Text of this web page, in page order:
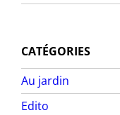
CATÉGORIES
Au jardin
Edito